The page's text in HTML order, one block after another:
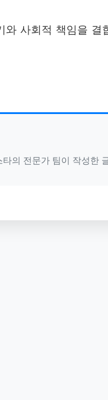
와 사회적 책임을
의 전문가 팀이 작성한